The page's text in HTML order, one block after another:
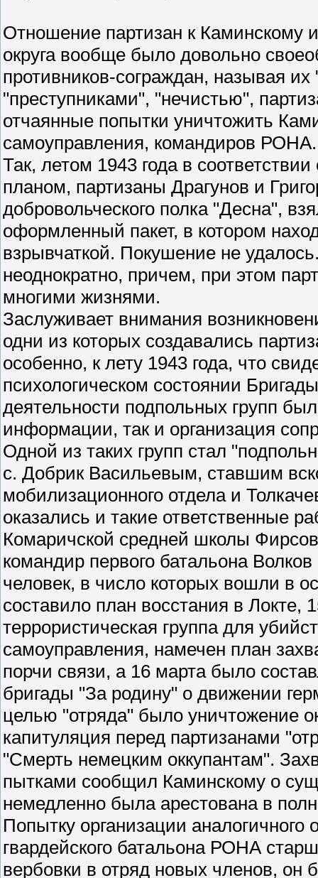
Отношение партизан к Каминскому
округа вообще было довольно
противников-сограждан, называя
"преступниками", "нечистью",
отчаянные попытки уничтожить
самоуправления, командиров РОНА.
Так, летом 1943 года в
планом, партизаны Драгунов и
добровольческого полка "Десна",
оформленный пакет, в котором
взрывчаткой. Покушение не
неоднократно, причем, при этом
многими жизнями.
Заслуживает внимания
одни из которых создавались
особенно, к лету 1943 года, что
психологическом состоянии
деятельности подпольных групп
информации, так и организация
Одной из таких групп стал
с. Добрик Васильевым, ставшим
мобилизационного отдела и
оказались и такие ответственные
Комаричской средней школы
командир первого батальона
человек, в число которых вошли в
составило план восстания в Локте,
террористическая группа для
самоуправления, намечен план
порчи связи, а 16 марта было
бригады "За родину" о движении
целью "отряда" было уничтожение
капитуляция перед партизанами
"Смерть немецким оккупантам".
пытками сообщил Каминскому о
немедленно была арестована в
Попытку организации
гвардейского батальона РОНА
вербовки в отряд новых членов, он